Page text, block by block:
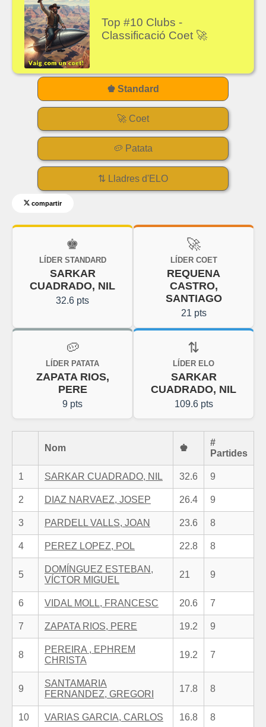
Top #10 Clubs -
Classificació Coet 🚀
♚ Standard
🚀 Coet
🥔 Patata
⇅ Lladres d'ELO
compartir
♚
LÍDER STANDARD
SARKAR
CUADRADO, NIL
32.6 pts
🚀
LÍDER COET
REQUENA
CASTRO,
SANTIAGO
21 pts
🥔
LÍDER PATATA
ZAPATA RIOS,
PERE
9 pts
⇅
LÍDER ELO
SARKAR
CUADRADO, NIL
109.6 pts
Nom ♚
#
Partides
1 SARKAR CUADRADO, NIL 32.6 9
2 DIAZ NARVAEZ, JOSEP 26.4 9
3 PARDELL VALLS, JOAN 23.6 8
4 PEREZ LOPEZ, POL 22.8 8
5
DOMÍNGUEZ ESTEBAN,
VÍCTOR MIGUEL
21 9
6 VIDAL MOLL, FRANCESC 20.6 7
7 ZAPATA RIOS, PERE 19.2 9
8
PEREIRA , EPHREM
CHRISTA
19.2 7
9
SANTAMARIA
FERNANDEZ, GREGORI
17.8 8
10 VARIAS GARCIA, CARLOS 16.8 8